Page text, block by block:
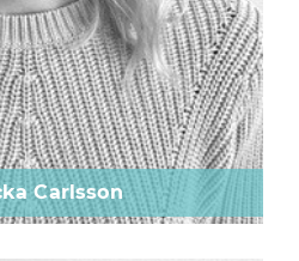
Carlsson